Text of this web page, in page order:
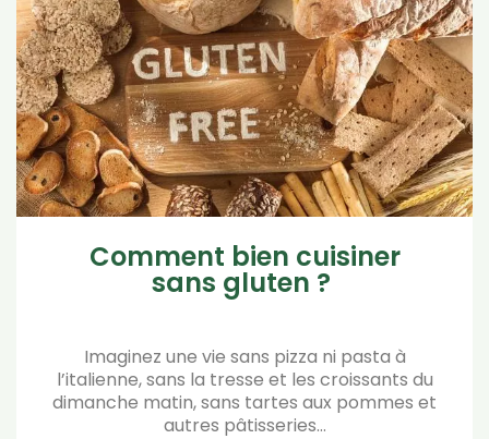
Comment bien cuisiner
sans gluten ?
Imaginez une vie sans pizza ni pasta à
l’italienne, sans la tresse et les croissants du
dimanche matin, sans tartes aux pommes et
autres pâtisseries…